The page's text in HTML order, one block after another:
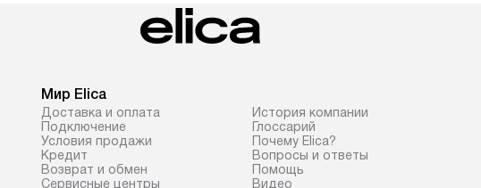
Мир Elica
Доставка и оплата
Подключение
Условия продажи
Кредит
Возврат и обмен
Сервисные центры
История компании
Глоссарий
Почему Elica?
Вопросы и ответы
Помощь
Видео